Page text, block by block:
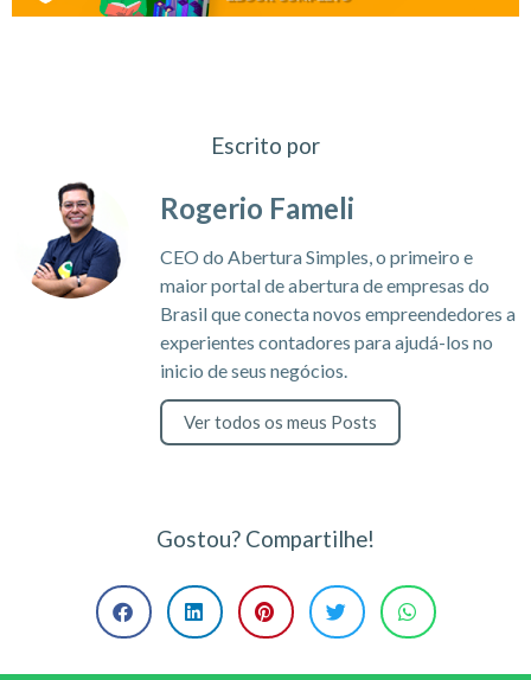
Escrito por
Rogerio Fameli
CEO do Abertura Simples, o primeiro e
maior portal de abertura de empresas do
Brasil que conecta novos empreendedores a
experientes contadores para ajudá-los no
inicio de seus negócios.
Ver todos os meus Posts
Gostou? Compartilhe!